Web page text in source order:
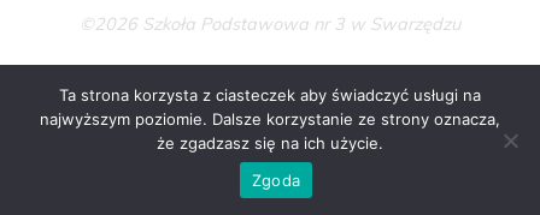
©2026 Szkoła Podstawowa nr 3 w Swarzędzu
Zasilane przezBravada& WordPress .
Ta strona korzysta z ciasteczek aby świadczyć usługi na
najwyższym poziomie. Dalsze korzystanie ze strony oznacza,
że zgadzasz się na ich użycie.
Zgoda